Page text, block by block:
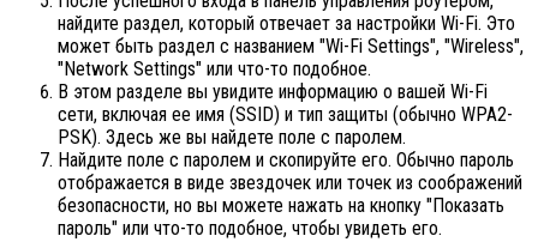
найдите раздел, который отвечает за настройки Wi-Fi. Это
может быть раздел с названием "Wi-Fi Settings", "Wireless",
"Network Settings" или что-то подобное.
В этом разделе вы увидите информацию о вашей Wi-Fi
сети, включая ее имя (SSID) и тип защиты (обычно WPA2-
PSK). Здесь же вы найдете поле с паролем.
Найдите поле с паролем и скопируйте его. Обычно пароль
отображается в виде звездочек или точек из соображений
безопасности, но вы можете нажать на кнопку "Показать
пароль" или что-то подобное, чтобы увидеть его.